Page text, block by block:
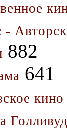
-
882
641
кино